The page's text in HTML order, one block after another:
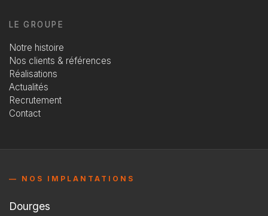
LE GROUPE
Notre histoire
Nos clients & références
Réalisations
Actualités
Recrutement
Contact
— NOS IMPLANTATIONS
Dourges